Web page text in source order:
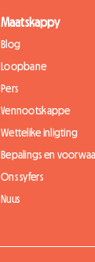
Maatskappy
Blog
Loopbane
Pers
Vennootskappe
Wettelike inligting
Bepalings en
Ons syfers
Nuus